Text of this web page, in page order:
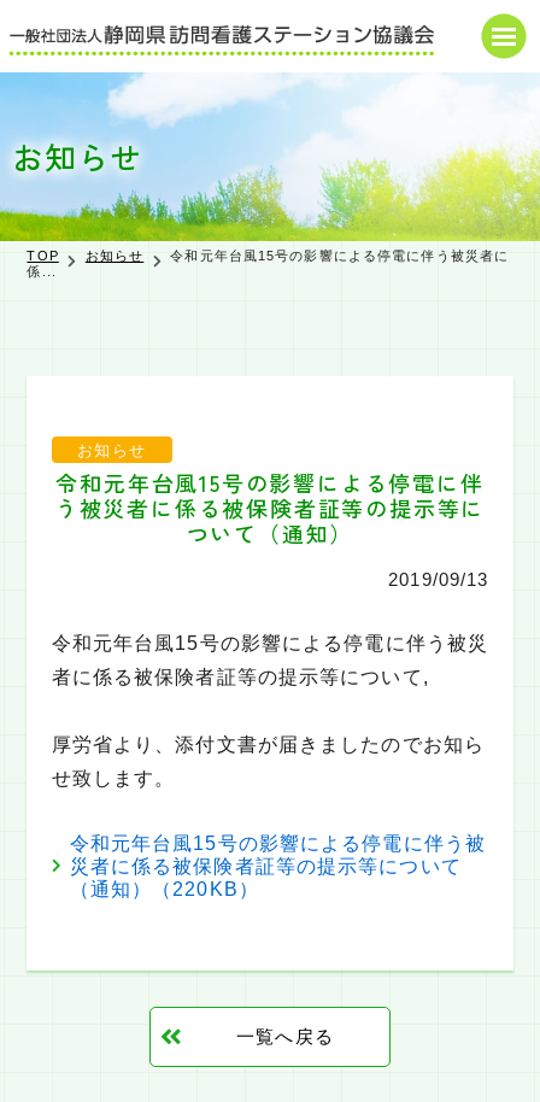
HOME
協議会概要
研修・講演会
調査・報告書
Q&A
お知らせ
TOP お知らせ
令和元年台風15号の影響による停電に伴う被災者に
係...
お知らせ
令和元年台風15号の影響による停電に伴
う被災者に係る被保険者証等の提示等に
ついて（通知）
2019/09/13
令和元年台風15号の影響による停電に伴う被災
者に係る被保険者証等の提示等について,
厚労省より、添付文書が届きましたのでお知ら
せ致します。
令和元年台風15号の影響による停電に伴う被
災者に係る被保険者証等の提示等について
（通知）（220KB）
一覧へ戻る